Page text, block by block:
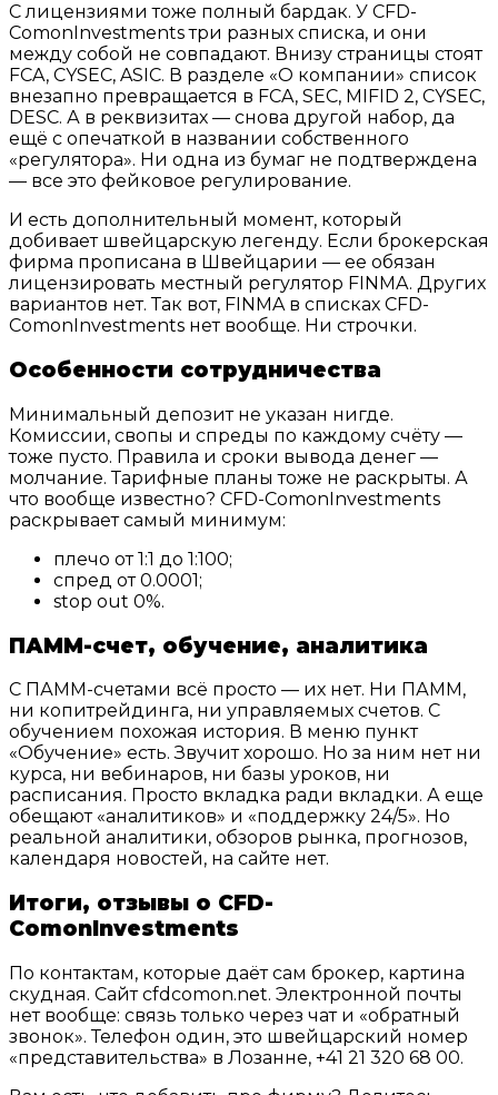
С лицензиями тоже полный бардак. У CFD-
ComonInvestments три разных списка, и они
между собой не совпадают. Внизу страницы стоят
FCA, CYSEC, ASIC. В разделе «О компании» список
внезапно превращается в FCA, SEC, MIFID 2, CYSEC,
DESC. А в реквизитах — снова другой набор, да
ещё с опечаткой в названии собственного
«регулятора». Ни одна из бумаг не подтверждена
— все это фейковое регулирование.
И есть дополнительный момент, который
добивает швейцарскую легенду. Если брокерская
фирма прописана в Швейцарии — ее обязан
лицензировать местный регулятор FINMA. Других
вариантов нет. Так вот, FINMA в списках CFD-
ComonInvestments нет вообще. Ни строчки.
Особенности сотрудничества
Минимальный депозит не указан нигде.
Комиссии, свопы и спреды по каждому счёту —
тоже пусто. Правила и сроки вывода денег —
молчание. Тарифные планы тоже не раскрыты. А
что вообще известно? CFD-ComonInvestments
раскрывает самый минимум:
плечо от 1:1 до 1:100;
спред от 0.0001;
stop out 0%.
ПАММ-счет, обучение, аналитика
С ПАММ-счетами всё просто — их нет. Ни ПАММ,
ни копитрейдинга, ни управляемых счетов. С
обучением похожая история. В меню пункт
«Обучение» есть. Звучит хорошо. Но за ним нет ни
курса, ни вебинаров, ни базы уроков, ни
расписания. Просто вкладка ради вкладки. А еще
обещают «аналитиков» и «поддержку 24/5». Но
реальной аналитики, обзоров рынка, прогнозов,
календаря новостей, на сайте нет.
Итоги, отзывы о CFD-
ComonInvestments
По контактам, которые даёт сам брокер, картина
скудная. Сайт cfdcomon.net. Электронной почты
нет вообще: связь только через чат и «обратный
звонок». Телефон один, это швейцарский номер
«представительства» в Лозанне, +41 21 320 68 00.